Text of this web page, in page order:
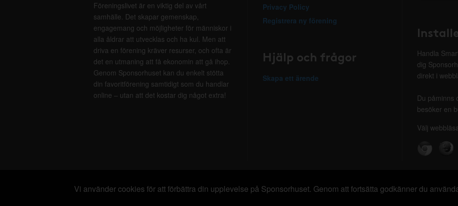
Föreningslivet är en viktig del av vårt
samhälle. Det skapar gemenskap,
engagemang och möjligheter för människor i
alla åldrar att utvecklas och ha kul. Men att
driva en förening kräver resurser, och ofta är
det en utmaning att få ekonomin att gå ihop.
Genom Sponsorhuset kan du enkelt stötta
din favoritförening samtidigt som du handlar
online – utan att det kostar dig något extra!
Privacy Policy
Registrera ny förening
Hjälp och frågor
Skapa ett ärende
Handla
dig
direkt i
Du påminns
besöker en
Välj
Vi använder cookies för att förbättra din upplevelse på Sponsorhuset. Genom att fortsätta godkänner du